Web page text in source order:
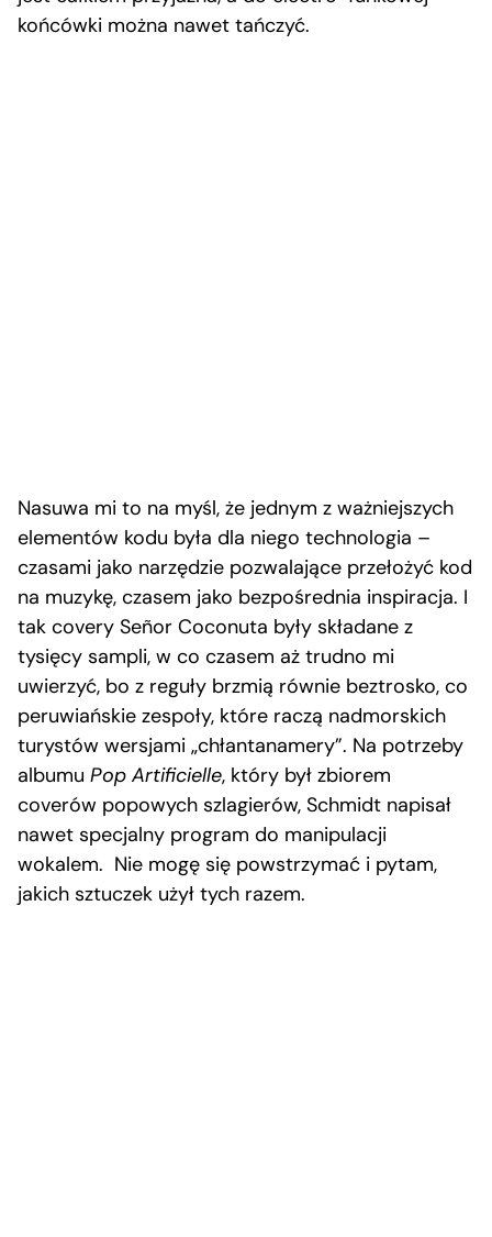
końcówki można nawet tańczyć.
Nasuwa mi to na myśl, że jednym z ważniejszych
elementów kodu była dla niego technologia –
czasami jako narzędzie pozwalające przełożyć kod
na muzykę, czasem jako bezpośrednia inspiracja. I
tak covery Señor Coconuta były składane z
tysięcy sampli, w co czasem aż trudno mi
uwierzyć, bo z reguły brzmią równie beztrosko, co
peruwiańskie zespoły, które raczą nadmorskich
turystów wersjami „chłantanamery”. Na potrzeby
albumu Pop Artificielle, który był zbiorem
coverów popowych szlagierów, Schmidt napisał
nawet specjalny program do manipulacji
wokalem. Nie mogę się powstrzymać i pytam,
jakich sztuczek użył tych razem.